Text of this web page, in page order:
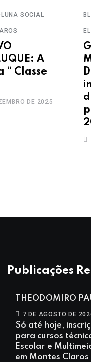
SOCIAL
A
“ Classe
DE 2025
Publicações
THEODOMIRO
7 DE AGOSTO DE
Só até hoje,
para cursos
Escolar e
em Montes Claros